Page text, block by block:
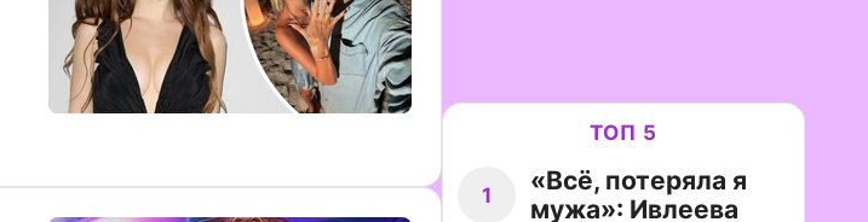
ТОП 5
1
«Всё, потеряла я
мужа»: Ивлеева